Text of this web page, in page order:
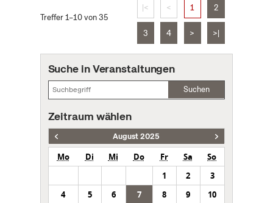
Treffer 1–10 von 35
|< < 1 2
3 4 > >|
Suche in Veranstaltungen
Suchen
Zeitraum wählen
August 2025
Mo Di Mi Do Fr Sa
So
1
2
3
4
5 6 7 8 9
10